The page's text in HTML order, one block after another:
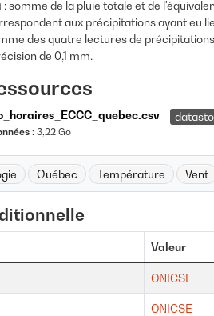
somme de la pluie totale et de
aux précipitations ayant eu
des quatre lectures de
de 0,1 mm.
: 3,22 Go
Québec Température Vent
Valeur
ONICSE
ONICSE